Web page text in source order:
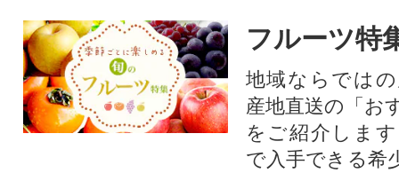
フルーツ特
地域ならでは
産地直送の「お
をご紹介しま
で入手できる希